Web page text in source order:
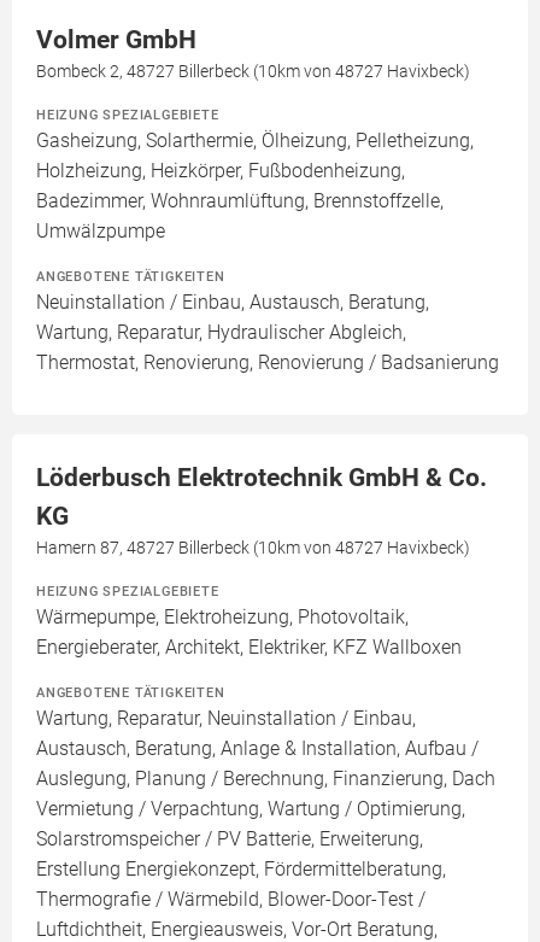
Volmer GmbH
Bombeck 2, 48727 Billerbeck (10km von 48727 Havixbeck)
HEIZUNG SPEZIALGEBIETE
Gasheizung, Solarthermie, Ölheizung, Pelletheizung,
Holzheizung, Heizkörper, Fußbodenheizung,
Badezimmer, Wohnraumlüftung, Brennstoffzelle,
Umwälzpumpe
ANGEBOTENE TÄTIGKEITEN
Neuinstallation / Einbau, Austausch, Beratung,
Wartung, Reparatur, Hydraulischer Abgleich,
Thermostat, Renovierung, Renovierung / Badsanierung
Löderbusch Elektrotechnik GmbH & Co.
KG
Hamern 87, 48727 Billerbeck (10km von 48727 Havixbeck)
HEIZUNG SPEZIALGEBIETE
Wärmepumpe, Elektroheizung, Photovoltaik,
Energieberater, Architekt, Elektriker, KFZ Wallboxen
ANGEBOTENE TÄTIGKEITEN
Wartung, Reparatur, Neuinstallation / Einbau,
Austausch, Beratung, Anlage & Installation, Aufbau /
Auslegung, Planung / Berechnung, Finanzierung, Dach
Vermietung / Verpachtung, Wartung / Optimierung,
Solarstromspeicher / PV Batterie, Erweiterung,
Erstellung Energiekonzept, Fördermittelberatung,
Thermografie / Wärmebild, Blower-Door-Test /
Luftdichtheit, Energieausweis, Vor-Ort Beratung,